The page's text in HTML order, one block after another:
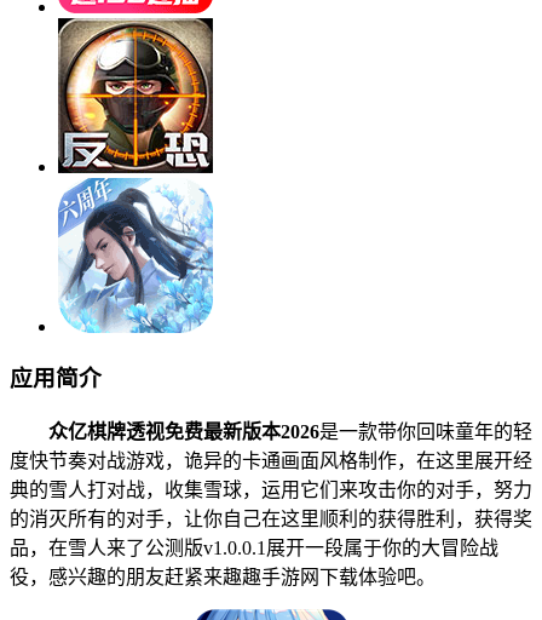
应用简介
众亿棋牌透视免费最新版本2026是一款带你回味童年的轻
度快节奏对战游戏，诡异的卡通画面风格制作，在这里展开经
典的雪人打对战，收集雪球，运用它们来攻击你的对手，努力
的消灭所有的对手，让你自己在这里顺利的获得胜利，获得奖
品，在雪人来了公测版v1.0.0.1展开一段属于你的大冒险战
役，感兴趣的朋友赶紧来趣趣手游网下载体验吧。